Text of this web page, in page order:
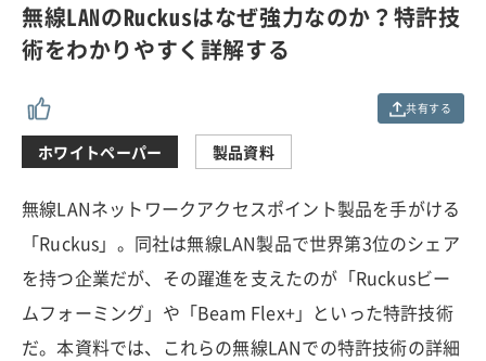
無線LANのRuckusはなぜ強力なのか？特許技
術をわかりやすく詳解する
共有する
ホワイトペーパー 製品資料
無線LANネットワークアクセスポイント製品を手がける
「Ruckus」。同社は無線LAN製品で世界第3位のシェア
を持つ企業だが、その躍進を支えたのが「Ruckusビー
ムフォーミング」や「Beam Flex+」といった特許技術
だ。本資料では、これらの無線LANでの特許技術の詳細